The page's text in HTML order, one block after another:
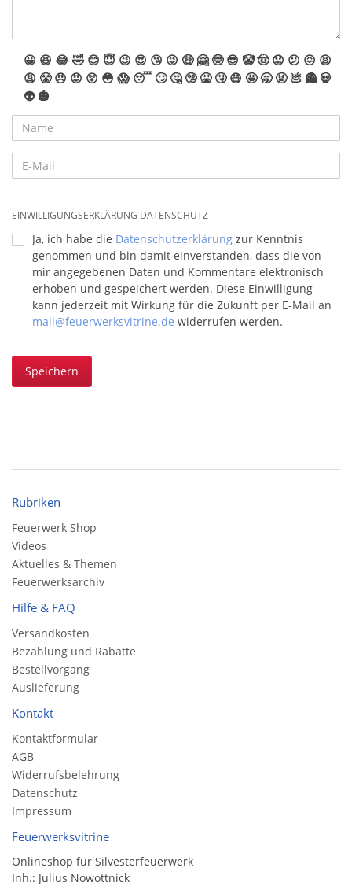
😀 😆 😂🤣 😊 😇 😉 😍 😘 😜 🤑 🤗 🤓 😎 🤡🤠 😟 😕 😖 😫
😩 😤 😠 😡 😲 😳 😱 😴 🙄 🤔 🤥 🤮 🤧 😷 🤩 🥱 🤬 💩 👻 💀
👽 🎃
EINWILLIGUNGSERKLÄRUNG DATENSCHUTZ
Ja, ich habe die Datenschutzerklärung zur Kenntnis
genommen und bin damit einverstanden, dass die von
mir angegebenen Daten und Kommentare elektronisch
erhoben und gespeichert werden. Diese Einwilligung
kann jederzeit mit Wirkung für die Zukunft per E-Mail an
mail@feuerwerksvitrine.de widerrufen werden.
Speichern
Rubriken
Feuerwerk Shop
Videos
Aktuelles & Themen
Feuerwerksarchiv
Hilfe & FAQ
Versandkosten
Bezahlung und Rabatte
Bestellvorgang
Auslieferung
Kontakt
Kontaktformular
AGB
Widerrufsbelehrung
Datenschutz
Impressum
Feuerwerksvitrine
Onlineshop für Silvesterfeuerwerk
Inh.: Julius Nowottnick